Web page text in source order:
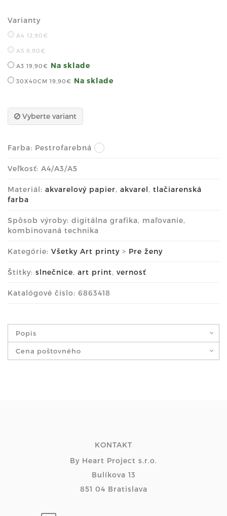
Varianty
A4 12,90€
A5 8,90€
A3 19,90€ Na sklade
30X40CM 19,90€ Na sklade
Vyberte variant
Farba: Pestrofarebná
Veľkosť: A4/A3/A5
Materiál: akvarelový papier, akvarel, tlačiarenská
farba
Spôsob výroby: digitálna grafika, maľovanie,
kombinovaná technika
Kategórie: Všetky Art printy > Pre ženy
Štítky: slnečnice, art print, vernosť
Katalógové číslo: 6863418
Popis
Cena poštovného
KONTAKT
By Heart Project s.r.o.
Bulíkova 13
851 04 Bratislava